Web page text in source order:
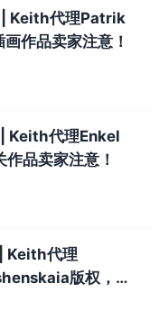
Keith代理Patrik
作品卖家注意！
代理Enkel
品卖家注意！
Keith代理
版权，插